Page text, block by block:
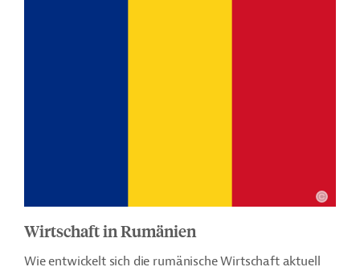
Wirtschaft in Rumänien
Wie entwickelt sich die rumänische Wirtschaft aktuell